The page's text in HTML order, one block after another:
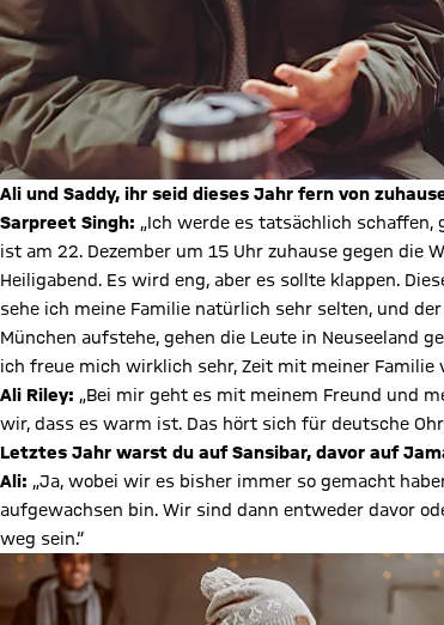
Ali und Saddy, ihr seid dieses Jahr fern von
Sarpreet Singh: „Ich werde es tatsächlich schaffen,
ist am 22. Dezember um 15 Uhr zuhause gegen die
Heiligabend. Es wird eng, aber es sollte klappen.
sehe ich meine Familie natürlich sehr selten, und
München aufstehe, gehen die Leute in Neuseeland
ich freue mich wirklich sehr, Zeit mit meiner Familie
Ali Riley: „Bei mir geht es mit meinem Freund und
wir, dass es warm ist. Das hört sich für deutsche
Letztes Jahr warst du auf Sansibar, davor auf
Ali: „Ja, wobei wir es bisher immer so gemacht
aufgewachsen bin. Wir sind dann entweder davor
weg sein.“